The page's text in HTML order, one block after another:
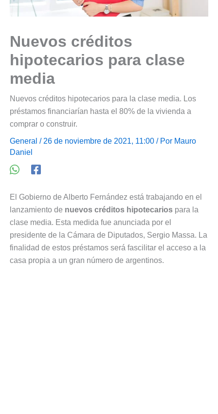
Nuevos créditos
hipotecarios para clase
media
Nuevos créditos hipotecarios para la clase media. Los
préstamos financiarían hasta el 80% de la vivienda a
comprar o construir.
General / 26 de noviembre de 2021, 11:00 / Por Mauro
Daniel
El Gobierno de Alberto Fernández está trabajando en el
lanzamiento de nuevos créditos hipotecarios para la
clase media. Esta medida fue anunciada por el
presidente de la Cámara de Diputados, Sergio Massa. La
finalidad de estos préstamos será fascilitar el acceso a la
casa propia a un gran número de argentinos.